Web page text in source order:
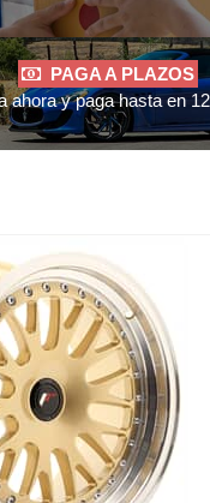
PAGA A PLAZOS
ahora y paga hasta en